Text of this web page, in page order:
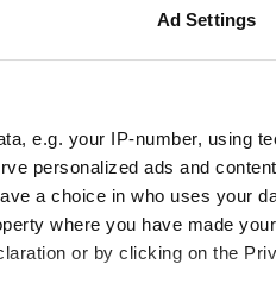
Ad Settings
e.g. your IP-number, using
personalized ads and
a choice in who uses your
where you have made
or by clicking on the
visitare le Terme Segestane
la pizzeria è proprio lì
Mostra originale